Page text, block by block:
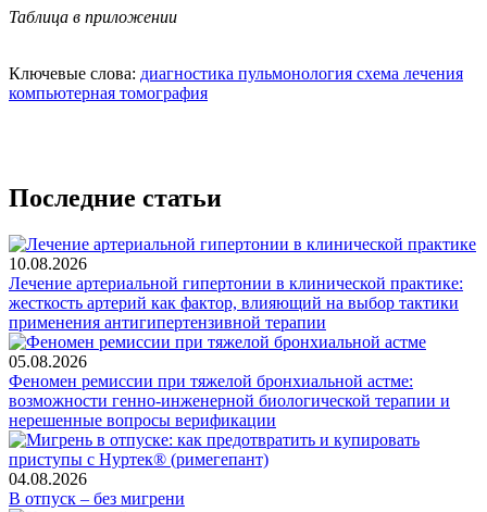
Таблица в приложении
Ключевые слова: диагностика пульмонология схема лечения
компьютерная томография
Последние статьи
10.08.2026
Лечение артериальной гипертонии в клинической практике:
жесткость артерий как фактор, влияющий на выбор тактики
применения антигипертензивной терапии
05.08.2026
Феномен ремиссии при тяжелой бронхиальной астме:
возможности генно-инженерной биологической терапии и
нерешенные вопросы верификации
04.08.2026
В отпуск – без мигрени